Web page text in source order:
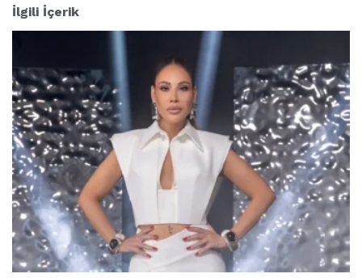
İlgili İçerik